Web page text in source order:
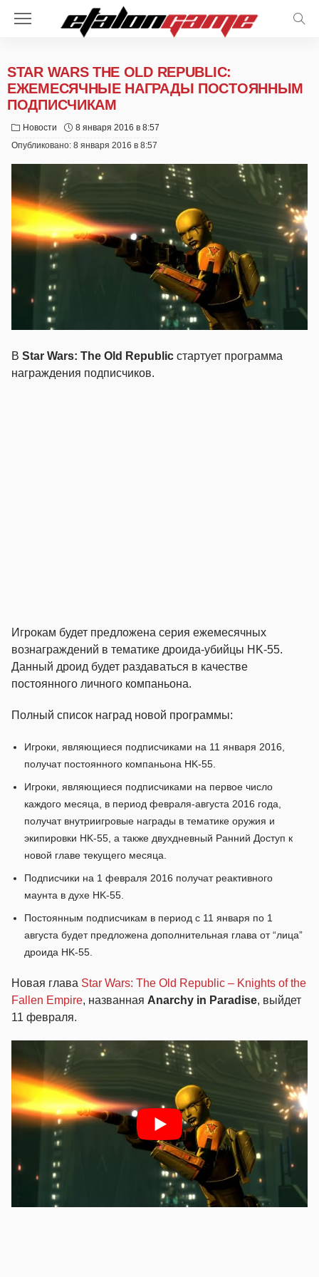
STAR WARS THE OLD REPUBLIC:
ЕЖЕМЕСЯЧНЫЕ НАГРАДЫ ПОСТОЯННЫМ
ПОДПИСЧИКАМ
Новости
8 января 2016 в 8:57
Опубликовано: 8 января 2016 в 8:57
В Star Wars: The Old Republic стартует программа
награждения подписчиков.
Игрокам будет предложена серия ежемесячных
вознаграждений в тематике дроида-убийцы HK-55.
Данный дроид будет раздаваться в качестве
постоянного личного компаньона.
Полный список наград новой программы:
Игроки, являющиеся подписчиками на 11 января 2016,
получат постоянного компаньона HK-55.
Игроки, являющиеся подписчиками на первое число
каждого месяца, в период февраля-августа 2016 года,
получат внутриигровые награды в тематике оружия и
экипировки HK-55, а также двухдневный Ранний Доступ к
новой главе текущего месяца.
Подписчики на 1 февраля 2016 получат реактивного
маунта в духе HK-55.
Постоянным подписчикам в период с 11 января по 1
августа будет предложена дополнительная глава от “лица”
дроида HK-55.
Новая глава Star Wars: The Old Republic – Knights of the
Fallen Empire, названная Anarchy in Paradise, выйдет
11 февраля.